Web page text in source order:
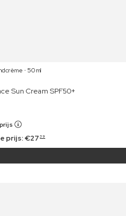
⋅ 50 ml
Sun Cream SPF50+
prijs:€27 39